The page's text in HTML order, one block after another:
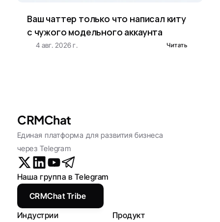
Ваш чаттер только что написал киту
с чужого модельного аккаунта
4 авг. 2026 г. Читать
CRMChat
Единая платформа для развития бизнеса
через Telegram
Индустрии Продукт
Наша группа в Telegram
CRMChat Tribe